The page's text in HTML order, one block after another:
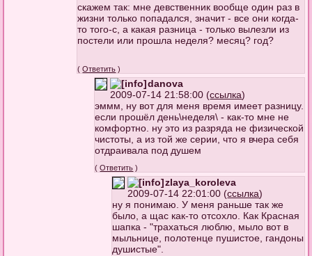
скажем так: мне девственник вообще один раз в
жизни только попадался, значит - все они когда-
то того-с, а какая разница - только вылезли из
постели или прошла неделя? месяц? год?
(Ответить )
danova
2009-07-14 21:58:00 (ссылка)
эммм, ну вот для меня время имеет разницу.
если прошёл день\неделя\ - как-то мне не
комфортно. ну это из разряда не физической
чистоты, а из той же серии, что я вчера себя
отдраивала под душем
(Ответить )
zlaya_koroleva
2009-07-14 22:01:00 (ссылка)
ну я понимаю. У меня раньше так же
было, а щас как-то отсохло. Как Красная
шапка - "трахаться люблю, мыло вот в
мыльнице, полотенце пушистое, гандоны
душистые".